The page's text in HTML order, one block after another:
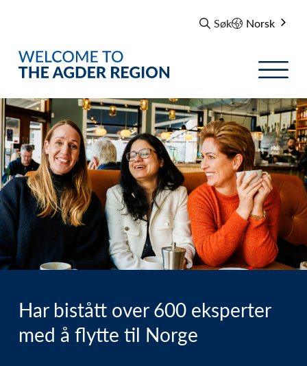
Søk Norsk
Har bistått over 600 eksperter
med å flytte til Norge